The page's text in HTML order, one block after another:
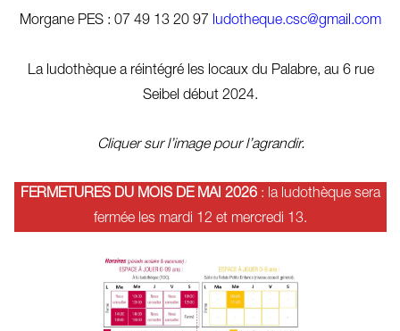
Morgane PES : 07 49 13 20 97 ludotheque.csc@gmail.com
La ludothèque a réintégré les locaux du Palabre, au 6 rue
Seibel début 2024.
Cliquer sur l’image pour l’agrandir.
FERMETURES DU MOIS DE MAI 2026 : la ludothèque sera
fermée les mardi 12 et mercredi 13.